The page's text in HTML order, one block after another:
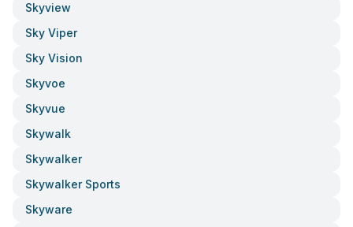
Skyview
Sky Viper
Sky Vision
Skyvoe
Skyvue
Skywalk
Skywalker
Skywalker Sports
Skyware